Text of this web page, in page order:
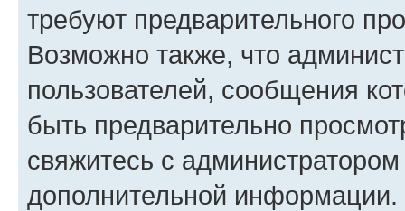
требуют предварительного
Возможно также, что
пользователей, сообщения
быть предварительно
свяжитесь с
дополнительной информации.